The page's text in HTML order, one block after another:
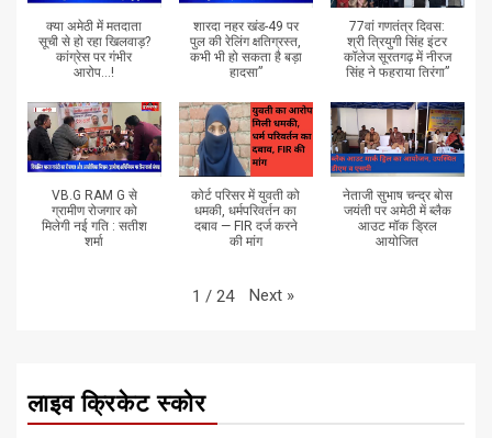
क्या अमेठी में मतदाता
सूची से हो रहा खिलवाड़?
कांग्रेस पर गंभीर
आरोप...!
शारदा नहर खंड-49 पर
पुल की रेलिंग क्षतिग्रस्त,
कभी भी हो सकता है बड़ा
हादसा”
77वां गणतंत्र दिवस:
श्री त्रियुगी सिंह इंटर
कॉलेज सूरतगढ़ में नीरज
सिंह ने फहराया तिरंगा”
VB.G RAM G से
ग्रामीण रोजगार को
मिलेगी नई गति : सतीश
शर्मा
कोर्ट परिसर में युवती को
धमकी, धर्मपरिवर्तन का
दबाव — FIR दर्ज करने
की मांग
नेताजी सुभाष चन्द्र बोस
जयंती पर अमेठी में ब्लैक
आउट मॉक ड्रिल
आयोजित
1 / 24 Next »
लाइव क्रिकेट स्कोर